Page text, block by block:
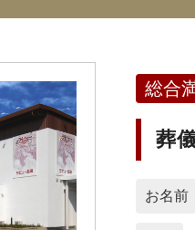
総合
葬
お名前